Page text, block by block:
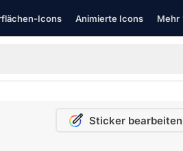
Icons Animierte Icons Mehr
Sticker bearbeiten